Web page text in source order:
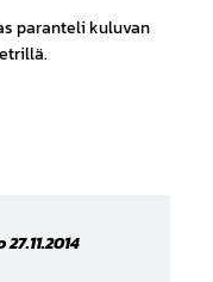
paranteli kuluvan